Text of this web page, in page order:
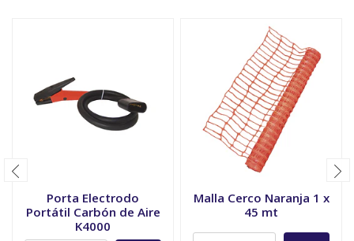
Porta Electrodo
Portátil Carbón de Aire
K4000
Malla Cerco Naranja 1 x
45 mt